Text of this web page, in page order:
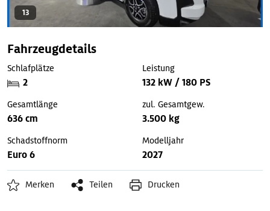
13
Fahrzeugdetails
Schlafplätze
2
Leistung
132 kW / 180 PS
Gesamtlänge
636 cm
zul. Gesamtgew.
3.500 kg
Schadstoffnorm
Euro 6
Modelljahr
2027
Merken Teilen Drucken